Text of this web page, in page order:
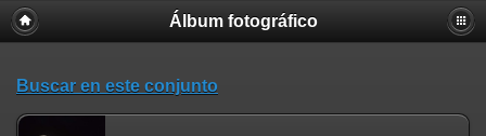
Álbum fotográfico
Buscar en este conjunto